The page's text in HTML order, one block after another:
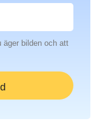
äger bilden och att